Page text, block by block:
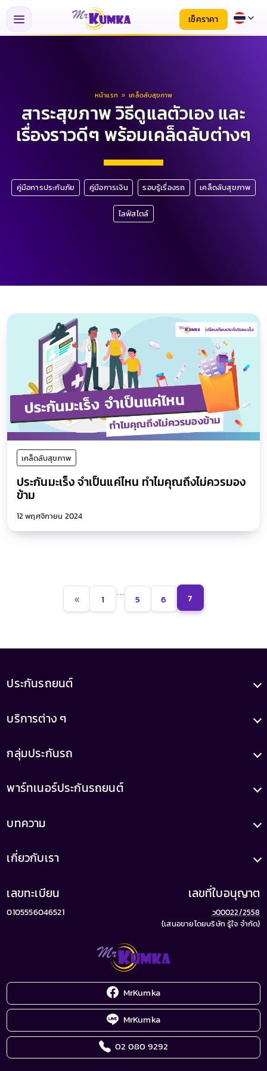
เช็คราคา
หน้าแรก » เคล็ดลับสุขภาพ
สาระสุขภาพ วิธีดูแลตัวเอง และ
เรื่องราวดีๆ พร้อมเคล็ดลับต่างๆ
คู่มือการประกันภัย คู่มือการเงิน รอบรู้เรื่องรถ เคล็ดลับสุขภาพ
ไลฟ์สไตล์
เคล็ดลับสุขภาพ
ประกันมะเร็ง จำเป็นแค่ไหน ทำไมคุณถึงไม่ควรมอง
ข้าม
12 พฤศจิกายน 2024
« 1
…
5 6 7
ประกันรถยนต์
บริการต่าง ๆ
กลุ่มประกันรถ
พาร์ทเนอร์ประกันรถยนต์
บทความ
เกี่ยวกับเรา
เลขทะเบียน
0105556046521
เลขที่ใบอนุญาต
ว00022/2558
(เสนอขายโดยบริษัท รู้ใจ จำกัด)
MrKumka
MrKumka
02 080 9292